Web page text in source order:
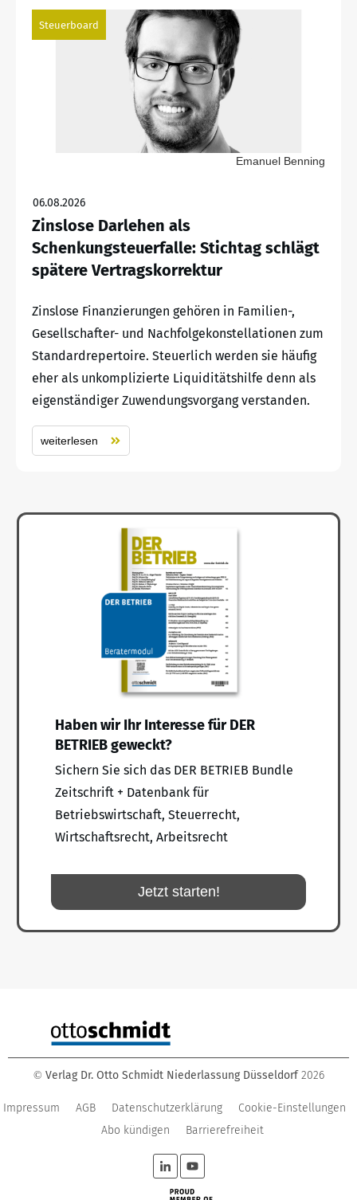
Steuerboard
Emanuel Benning
06.08.2026
Zinslose Darlehen als
Schenkungsteuerfalle: Stichtag schlägt
spätere Vertragskorrektur
Zinslose Finanzierungen gehören in Familien-,
Gesellschafter- und Nachfolgekonstellationen zum
Standardrepertoire. Steuerlich werden sie häufig
eher als unkomplizierte Liquiditätshilfe denn als
eigenständiger Zuwendungsvorgang verstanden.
weiterlesen
Haben wir Ihr Interesse für DER
BETRIEB geweckt?
Sichern Sie sich das DER BETRIEB Bundle
Zeitschrift + Datenbank für
Betriebswirtschaft, Steuerrecht,
Wirtschaftsrecht, Arbeitsrecht
Jetzt starten!
© Verlag Dr. Otto Schmidt Niederlassung Düsseldorf 2026
Impressum AGB Datenschutzerklärung
Cookie-Einstellungen
Abo kündigen
Barrierefreiheit